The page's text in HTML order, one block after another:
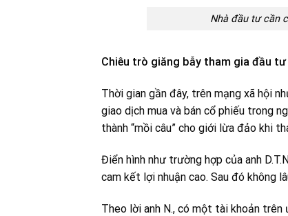
Nhà đầu tư cần
Chiêu trò giăng bẫy tham gia đầu tư
Thời gian gần đây, trên mạng xã hội
giao dịch mua và bán cổ phiếu trong
thành “mồi câu” cho giới lừa đảo khi
Điển hình như trường hợp của anh
cam kết lợi nhuận cao. Sau đó không
Theo lời anh N., có một tài khoản